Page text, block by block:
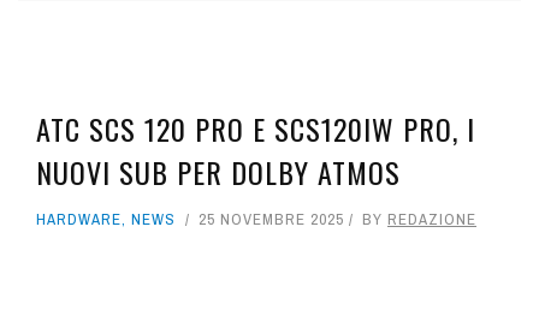
PRO AUDIO
STUDI
ATC SCS 120 PRO E SCS120IW PRO, I
NUOVI SUB PER DOLBY ATMOS
HARDWARE, NEWS 25 NOVEMBRE 2025 BY REDAZIONE